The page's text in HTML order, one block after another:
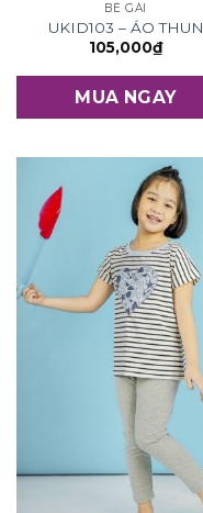
BÉ GÁI
UKID103 – ÁO THUN
105,000₫
MUA NGAY